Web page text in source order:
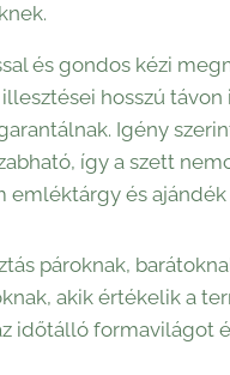
és gondos kézi
hosszú
Igény
így a szett
emléktárgy és ajándék
pároknak,
akik értékelik a
időtálló formavilágot